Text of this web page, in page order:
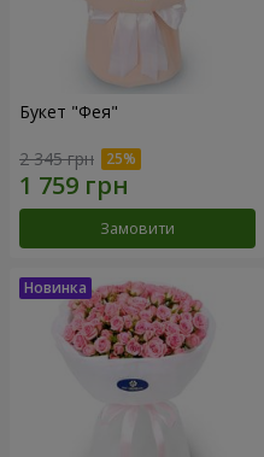
Букет "Фея"
2 345 грн
Замовити